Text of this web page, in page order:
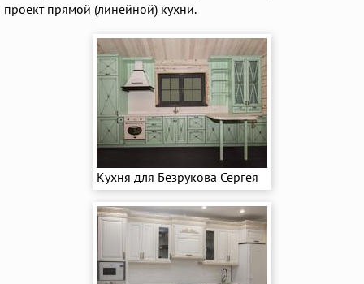
проект прямой (линейной) кухни.
Кухня для Безрукова Сергея